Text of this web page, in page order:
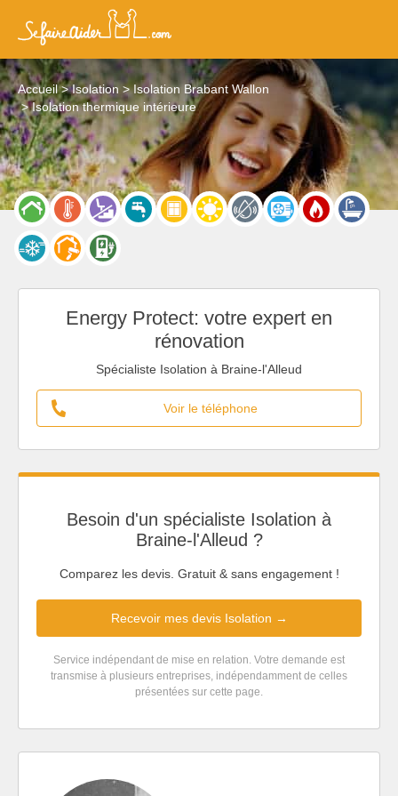
Accueil Isolation
Isolation Brabant Wallon
Isolation thermique intérieure
Energy Protect: votre expert en
rénovation
Spécialiste Isolation à Braine-l'Alleud
Voir le téléphone
Besoin d'un spécialiste Isolation à
Braine-l'Alleud ?
Comparez les devis. Gratuit & sans engagement !
Recevoir mes devis Isolation →
Service indépendant de mise en relation. Votre demande est
transmise à plusieurs entreprises, indépendamment de celles
présentées sur cette page.